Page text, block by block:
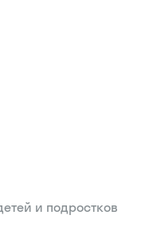
и подростков